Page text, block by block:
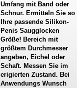
Umfang mit Band oder
Schnur. Ermitteln Sie so
Ihre passende Silikon-
Penis Saugglocken
Größe! Bereich mit
größtem Durchmesser
angeben, Eichel oder
Schaft. Messen Sie im
erigierten Zustand. Bei
Anwendungs Wunsch